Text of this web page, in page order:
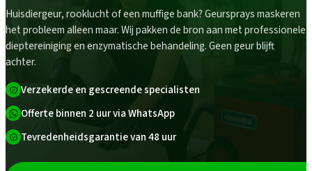
Huisdiergeur, rooklucht of een muffige bank? Geursprays maskeren
het probleem alleen maar. Wij pakken de bron aan met professionele
dieptereiniging en enzymatische behandeling. Geen geur blijft
achter.
Verzekerde en gescreende specialisten
Offerte binnen 2 uur via WhatsApp
Tevredenheidsgarantie van 48 uur